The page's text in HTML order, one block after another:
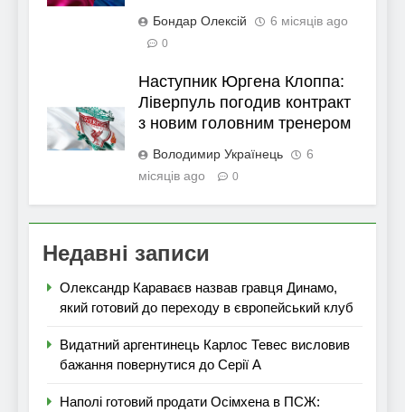
Бондар Олексій 6 місяців ago
0
Наступник Юргена Клоппа:
Ліверпуль погодив контракт
з новим головним тренером
Володимир Українець
6
місяців ago
0
Недавні записи
Олександр Караваєв назвав гравця Динамо,
який готовий до переходу в європейський клуб
Видатний аргентинець Карлос Тевес висловив
бажання повернутися до Серії А
Наполі готовий продати Осімхена в ПСЖ: